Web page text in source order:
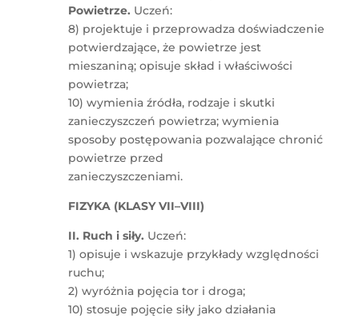
Powietrze. Uczeń:
8) projektuje i przeprowadza doświadczenie
potwierdzające, że powietrze jest
mieszaniną; opisuje skład i właściwości
powietrza;
10) wymienia źródła, rodzaje i skutki
zanieczyszczeń powietrza; wymienia
sposoby postępowania pozwalające chronić
powietrze przed
zanieczyszczeniami.
FIZYKA (KLASY VII–VIII)
II. Ruch i siły. Uczeń:
1) opisuje i wskazuje przykłady względności
ruchu;
2) wyróżnia pojęcia tor i droga;
10) stosuje pojęcie siły jako działania